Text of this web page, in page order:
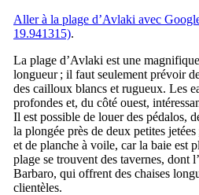
Aller à la plage d’Avlaki avec
19.941315).
La plage d’Avlaki est une
longueur ; il faut seulement prévoir
des cailloux blancs et rugueux. Les
profondes et, du côté ouest,
Il est possible de louer des pédalos,
la plongée près de deux petites
et de planche à voile, car la baie est
plage se trouvent des tavernes, dont
Barbaro, qui offrent des chaises
clientèles.